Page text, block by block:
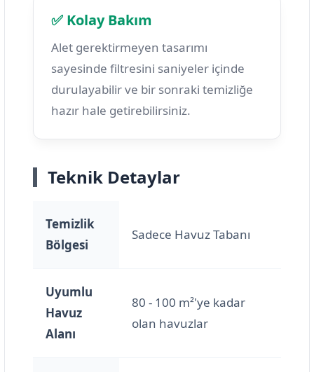
✅ Kolay Bakım
Alet gerektirmeyen tasarımı
sayesinde filtresini saniyeler içinde
durulayabilir ve bir sonraki temizliğe
hazır hale getirebilirsiniz.
Teknik Detaylar
Temizlik
Bölgesi
Sadece Havuz Tabanı
Uyumlu
Havuz
Alanı
80 - 100 m²'ye kadar
olan havuzlar